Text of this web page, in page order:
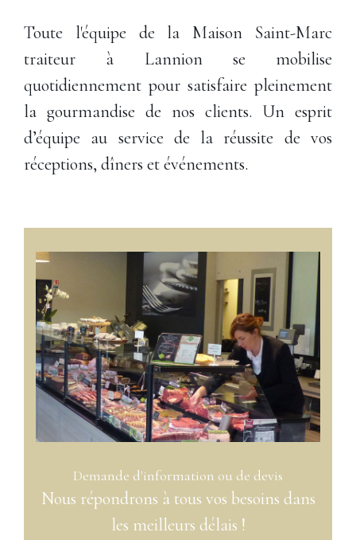
Toute l'équipe de la Maison Saint-Marc
traiteur à Lannion se mobilise
quotidiennement pour satisfaire pleinement
la gourmandise de nos clients. Un esprit
d’équipe au service de la réussite de vos
réceptions, dîners et événements.
Demande d'information ou de devis
Nous répondrons à tous vos besoins dans
les meilleurs délais !